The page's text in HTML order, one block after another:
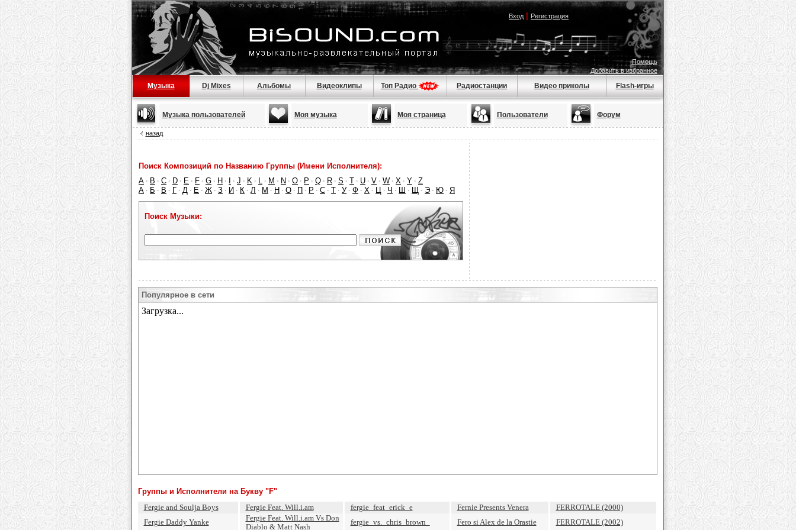
Вход| Регистрация
Помощь
Добавить в избранное
Музыка Dj Mixes Альбомы Видеоклипы Топ Радио Радиостанции Видео приколы Flash-игры
Музыка пользователей Моя музыка Моя страница Пользователи Форум
назад
Поиск Композиций по Названию Группы (Имени Исполнителя):
A · B · C · D · E · F · G · H · · J · K · L · M · N · O · P · Q · R · S · T · U · V · W · X · Y · Z
А · Б · В · Г · Д · Е · Ж · З · И · К · Л · М · Н · О · П · Р · С · Т · У · Ф · Х · Ц · Ч · Ш · Щ · Э · Ю · Я
Поиск Музыки:
Популярное в сети
Группы и Исполнители на Букву "F"
Fergie and Soulja Boys
Fergie Feat. Will.i.am fergie_feat_erick_e Fernie Presents Venera
FERROTALE (2000)
Fergie Daddy Yanke
Fergie Feat. Will.i.am Vs Don
Diablo & Matt Nash
fergie_vs._chris_brown_ Fero si Alex de la Orastie FERROTALE (2002)